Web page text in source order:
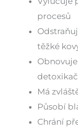
procesů
těžké
Má
Působí
Chrání